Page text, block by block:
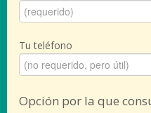
Tu teléfono
Opción por la que